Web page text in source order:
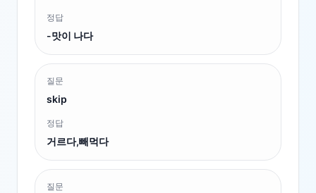
정답
-맛이 나다
질문
skip
정답
거르다,빼먹다
질문